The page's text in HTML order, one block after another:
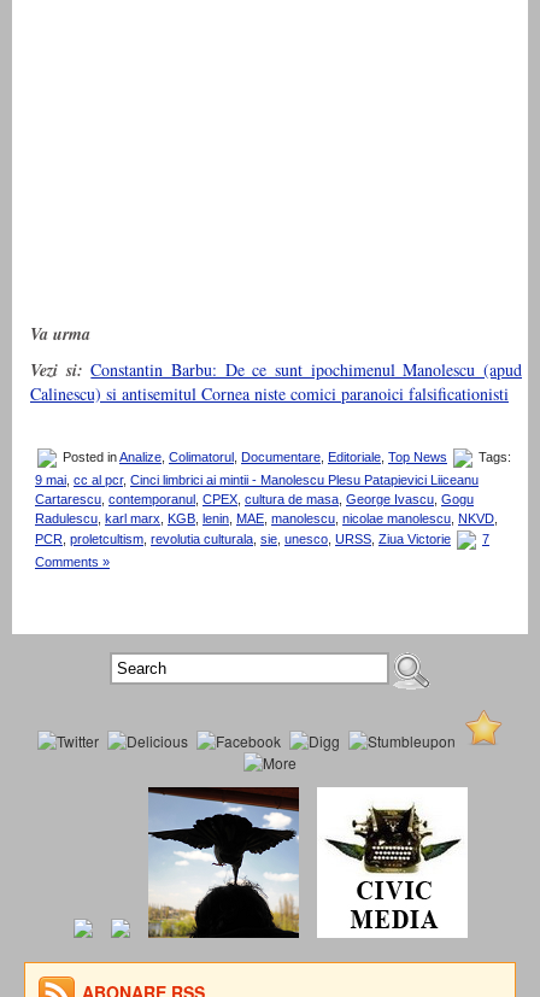
Va urma
Vezi si:Constantin Barbu: De ce sunt ipochimenul Manolescu (apud
Calinescu) si antisemitul Cornea niste comici paranoici falsificationisti
Posted inAnalize Colimatorul Documentare Editoriale Top News
Tags:
9 mai, cc al pcr, Cinci limbrici ai mintii - Manolescu Plesu Patapievici Liiceanu
Cartarescu, contemporanul , CPEX, cultura de masa, George Ivascu, Gogu
Radulescu, karl marx, KGB, lenin, MAE, manolescu, nicolae manolescu, NKVD,
PCR proletcultism revolutia culturala sie unesco URSS Ziua Victorie
7
Comments »